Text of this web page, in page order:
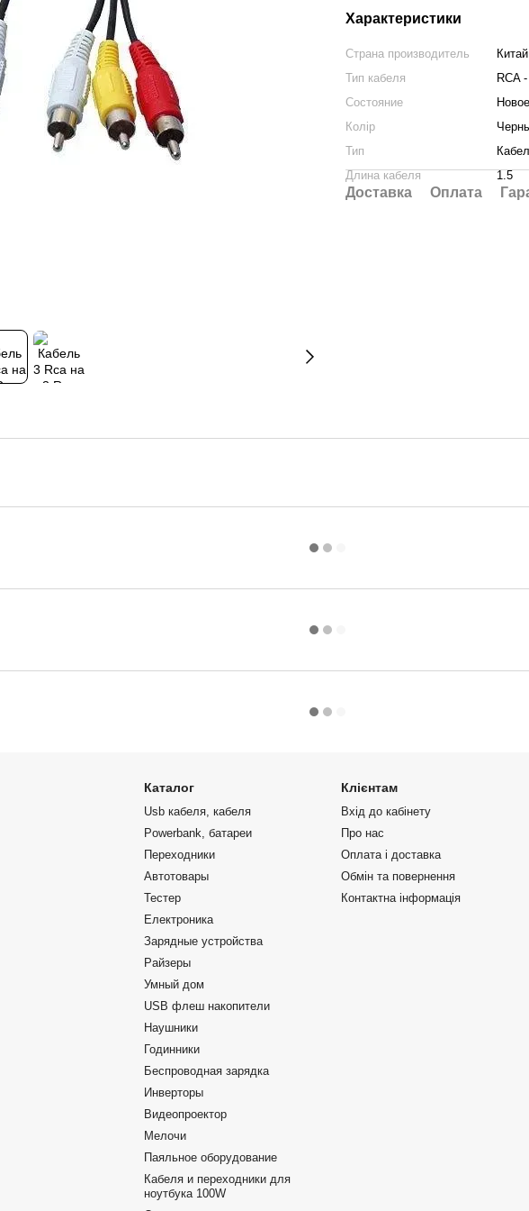
Характеристики
Страна производитель
Китай
Тип кабеля
RCA
Состояние
Новое
Колір
Тип
Длина кабеля
1.5
Доставка Оплата
Каталог
Usb кабеля, кабеля
Powerbank, батареи
Переходники
Автотовары
Тестер
Електроника
Зарядные устройства
Райзеры
Умный дом
USB флеш накопители
Наушники
Годинники
Беспроводная зарядка
Инверторы
Видеопроектор
Мелочи
Паяльное оборудование
Кабеля и переходники для
ноутбука 100W
Клієнтам
Вхід до кабінету
Про нас
Оплата і доставка
Обмін та повернення
Контактна інформація